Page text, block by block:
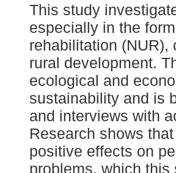
This study
especially in the
rehabilitation (NUR),
rural development.
ecological and
sustainability and is
and interviews with
Research shows
positive effects on
problems, which